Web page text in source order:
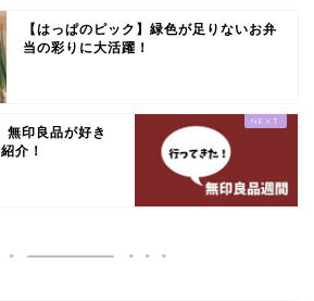
【はっぱのピック】緑色が足りないお弁
当の彩りに大活躍！
無印良品が好き
介！